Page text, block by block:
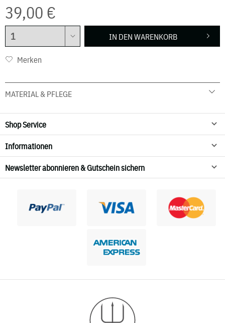
39,00 €
IN DENWARENKORB
Merken
MATERIAL & PFLEGE
Shop Service
Informationen
Newsletter abonnieren & Gutschein sichern